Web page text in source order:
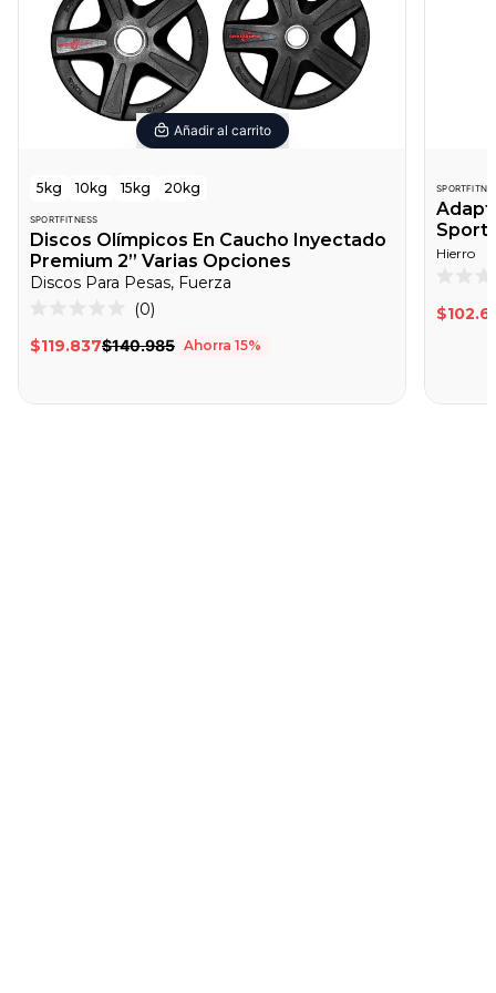
Añadir al carrito
5kg 10kg 15kg 20kg
SPORTFITNESS
Discos Olímpicos En Caucho Inyectado
Premium 2” Varias Opciones
Discos Para Pesas, Fuerza
0
de
0
para
a
$119.837$140.985 Ahorra 15%
Sport
Hierro
0
de